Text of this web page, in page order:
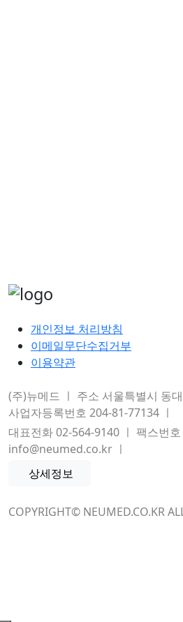
개인정보 처리방침
이메일무단수집거부
이용약관
(주)뉴메드 ㅣ 주소 서울특별시 동
사업자등록번호 204-81-77134 ㅣ
대표전화 02-564-9140 ㅣ 팩스번
info@neumed.co.kr ㅣ
상세정보
COPYRIGHT© NEUMED.CO.KR